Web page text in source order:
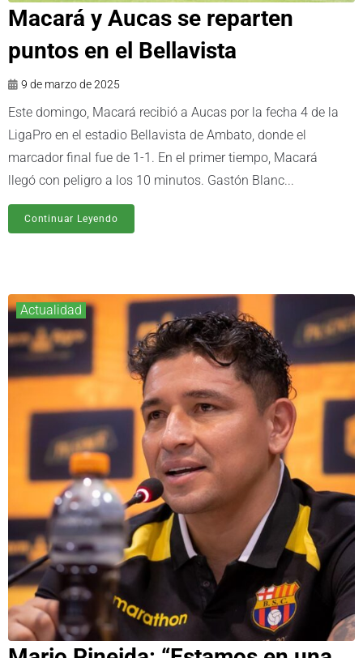
Macará y Aucas se reparten
puntos en el Bellavista
9 de marzo de 2025
Este domingo, Macará recibió a Aucas por la fecha 4 de la
LigaPro en el estadio Bellavista de Ambato, donde el
marcador final fue de 1-1. En el primer tiempo, Macará
llegó con peligro a los 10 minutos. Gastón Blanc...
Continuar Leyendo
Actualidad